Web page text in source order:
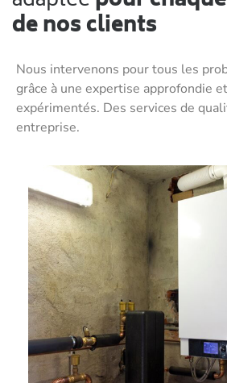
de nos clients
Nous intervenons pour tous les
grâce à une expertise approfondie
expérimentés. Des services de
entreprise.